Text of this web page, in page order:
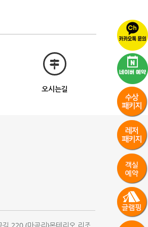
오시는길